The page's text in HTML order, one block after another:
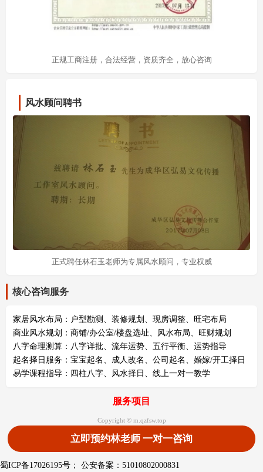
正规工商注册，合法经营，资质齐全，放心咨询
风水顾问聘书
正式聘任林石玉老师为专属风水顾问，专业权威
核心咨询服务
家居风水布局：户型勘测、装修规划、现房调整、旺宅布局
商业风水规划：商铺/办公室/楼盘选址、风水布局、旺财规划
八字命理测算：八字详批、流年运势、五行平衡、运势指导
起名择日服务：宝宝起名、成人改名、公司起名、婚嫁/开工择日
易学课程指导：四柱八字、风水择日、线上一对一教学
服务项目
Copyright © m.qzfsw.top
立即预约林老师 一对一咨询
蜀ICP备17026195号 ； 公安备案：51010802000831